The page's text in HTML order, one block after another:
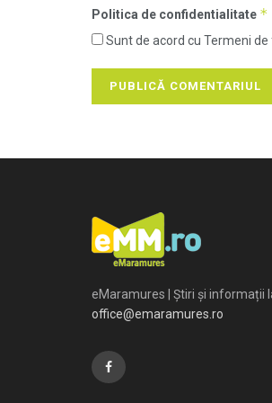
Politica de confidentialitate *
Sunt de acord cu Termeni
eMaramures | Știri și informații
office@emaramures.ro